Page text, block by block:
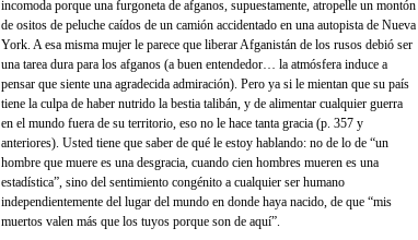
incomoda porque una furgoneta de afganos, supuestamente, atropelle un montón
de ositos de peluche caídos de un camión accidentado en una autopista de Nueva
York. A esa misma mujer le parece que liberar Afganistán de los rusos debió ser
una tarea dura para los afganos (a buen entendedor… la atmósfera induce a
pensar que siente una agradecida admiración). Pero ya si le mientan que su país
tiene la culpa de haber nutrido la bestia talibán, y de alimentar cualquier guerra
en el mundo fuera de su territorio, eso no le hace tanta gracia (p. 357 y
anteriores). Usted tiene que saber de qué le estoy hablando: no de lo de “un
hombre que muere es una desgracia, cuando cien hombres mueren es una
estadística”, sino del sentimiento congénito a cualquier ser humano
independientemente del lugar del mundo en donde haya nacido, de que “mis
muertos valen más que los tuyos porque son de aquí”.